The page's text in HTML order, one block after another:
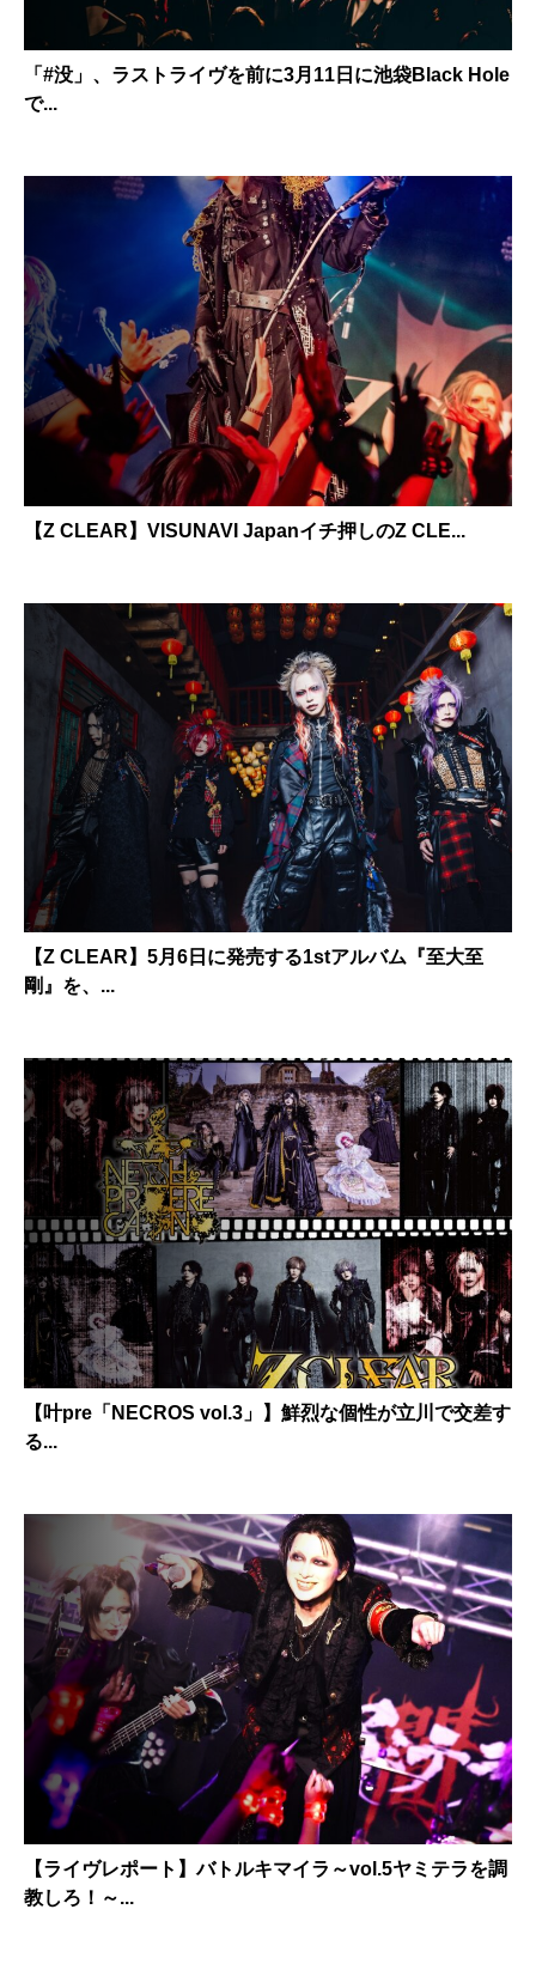
「#没」、ラストライヴを前に3月11日に池袋Black Hole
で...
【Z CLEAR】VISUNAVI Japanイチ押しのZ CLE...
【Z CLEAR】5月6日に発売する1stアルバム『至大至
剛』を、...
【叶pre「NECROS vol.3」】鮮烈な個性が立川で交差す
る...
【ライヴレポート】バトルキマイラ～vol.5ヤミテラを調
教しろ！～...